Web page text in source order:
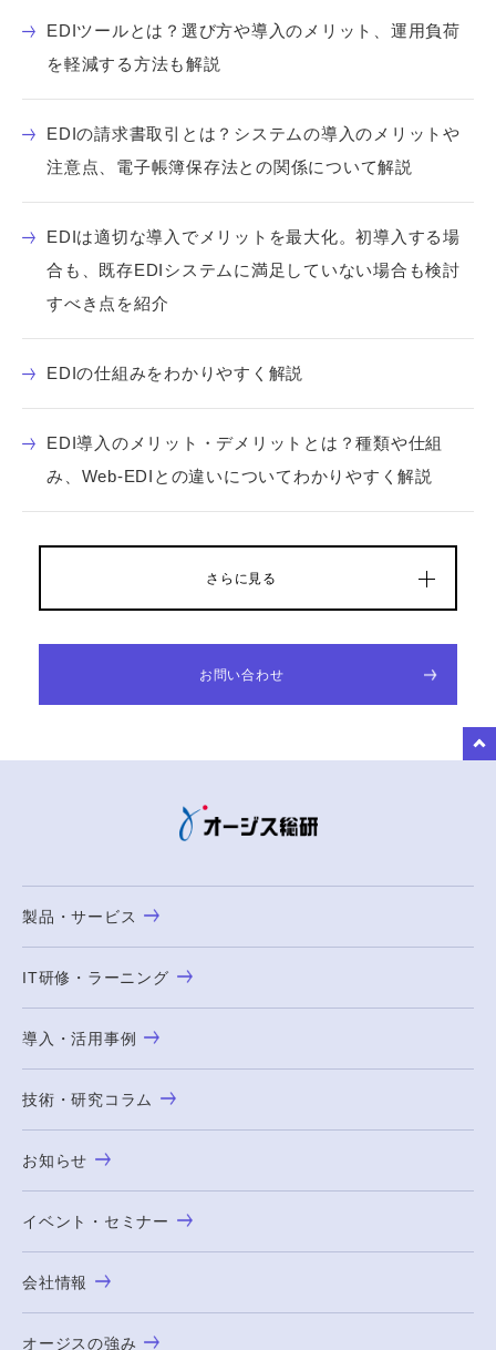
EDIツールとは？選び方や導入のメリット、運用負荷
を軽減する方法も解説
EDIの請求書取引とは？システムの導入のメリットや
注意点、電子帳簿保存法との関係について解説
EDIは適切な導入でメリットを最大化。初導入する場
合も、既存EDIシステムに満足していない場合も検討
すべき点を紹介
EDIの仕組みをわかりやすく解説
EDI導入のメリット・デメリットとは？種類や仕組
み、Web-EDIとの違いについてわかりやすく解説
さらに見る
お問い合わせ
製品・サービス
IT研修・ラーニング
導入・活用事例
技術・研究コラム
お知らせ
イベント・セミナー
会社情報
オージスの強み